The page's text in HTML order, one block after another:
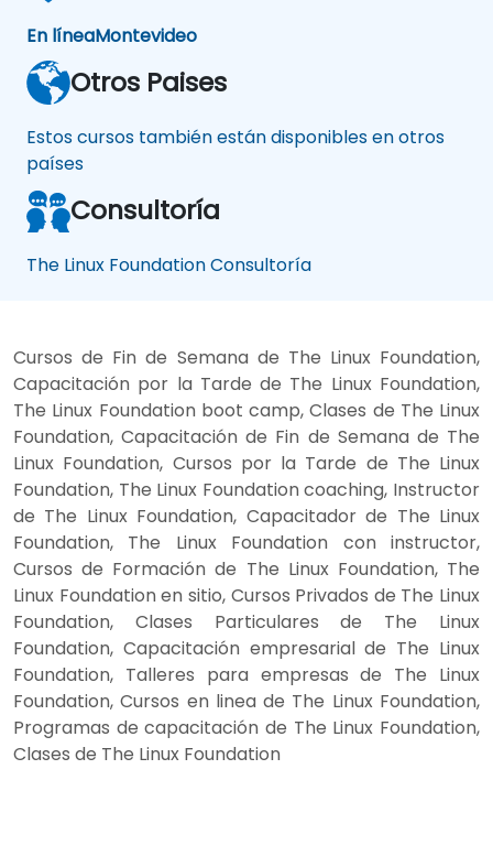
En líneaMontevideo
Otros Paises
Estos cursos también están disponibles en otros
países
Consultoría
The Linux Foundation Consultoría
Cursos de Fin de Semana de The Linux Foundation,
Capacitación por la Tarde de The Linux Foundation,
The Linux Foundation boot camp, Clases de The Linux
Foundation, Capacitación de Fin de Semana de The
Linux Foundation, Cursos por la Tarde de The Linux
Foundation, The Linux Foundation coaching, Instructor
de The Linux Foundation, Capacitador de The Linux
Foundation, The Linux Foundation con instructor,
Cursos de Formación de The Linux Foundation, The
Linux Foundation en sitio, Cursos Privados de The Linux
Foundation, Clases Particulares de The Linux
Foundation, Capacitación empresarial de The Linux
Foundation, Talleres para empresas de The Linux
Foundation, Cursos en linea de The Linux Foundation,
Programas de capacitación de The Linux Foundation,
Clases de The Linux Foundation